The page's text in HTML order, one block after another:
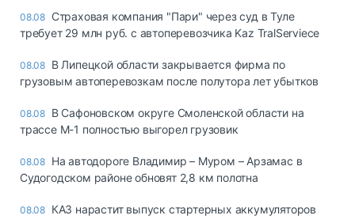
08.08 Страховая компания "Пари" через суд в Туле
требует 29 млн руб. с автоперевозчика Kaz TralServiece
08.08 В Липецкой области закрывается фирма по
грузовым автоперевозкам после полутора лет убытков
08.08 В Сафоновском округе Смоленской области на
трассе М-1 полностью выгорел грузовик
08.08 На автодороге Владимир – Муром – Арзамас в
Судогодском районе обновят 2,8 км полотна
08.08 КАЗ нарастит выпуск стартерных аккумуляторов